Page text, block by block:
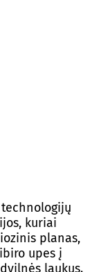
kuriai
planas,
upes į
laukus.